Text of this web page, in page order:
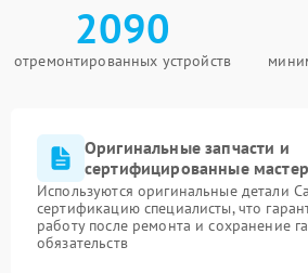
2090
отремонтированных устройств
Оригинальные запчасти и
сертифицированные
Используются оригинальные детали
сертификацию специалисты, что
работу после ремонта и сохранение
обязательств